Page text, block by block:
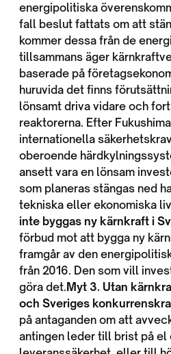
energipolitiska
fall beslut fattats om att
kommer dessa från de
tillsammans äger
baserade på
huruvida det finns
lönsamt driva vidare och
reaktorerna. Efter
internationella
oberoende
ansett vara en lönsam
som planeras stängas ned
tekniska eller ekonomiska
inte byggas ny kärnkraft i
förbud mot att bygga ny
framgår av den
från 2016. Den som vill
göra det. Myt 3. Utan
och Sveriges
på antaganden om att
antingen leder till brist på el